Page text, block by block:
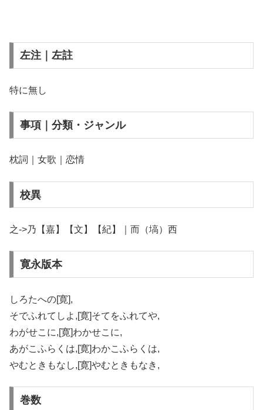
左注｜左註
特に無し
事項｜分類・ジャンル
枕詞｜女歌｜恋情
校異
之->乃【嘉】【文】【紀】｜而（塙）西
寛永版本
しろたへの[寛],
そでふれてしよ,[寛]そてをふれてや,
わがせこに,[寛]わかせこに,
あがこふらくは,[寛]わかこふらくは,
やむときもなし,[寛]やむときもなき,
巻数